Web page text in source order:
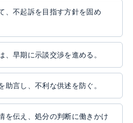
、不起訴を目指す方針を固め
、早期に示談交渉を進める。
助言し、不利な供述を防ぐ。
を伝え、処分の判断に働きかけ